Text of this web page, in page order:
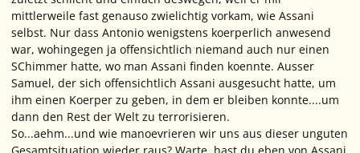
mittlerweile fast genauso zwielichtig vorkam, wie Assani
selbst. Nur dass Antonio wenigstens koerperlich anwesend
war, wohingegen ja offensichtlich niemand auch nur einen
SChimmer hatte, wo man Assani finden koennte. Ausser
Samuel, der sich offensichtlich Assani ausgesucht hatte, um
ihm einen Koerper zu geben, in dem er bleiben konnte....um
dann den Rest der Welt zu terrorisieren.
So...aehm...und wie manoevrieren wir uns aus dieser unguten